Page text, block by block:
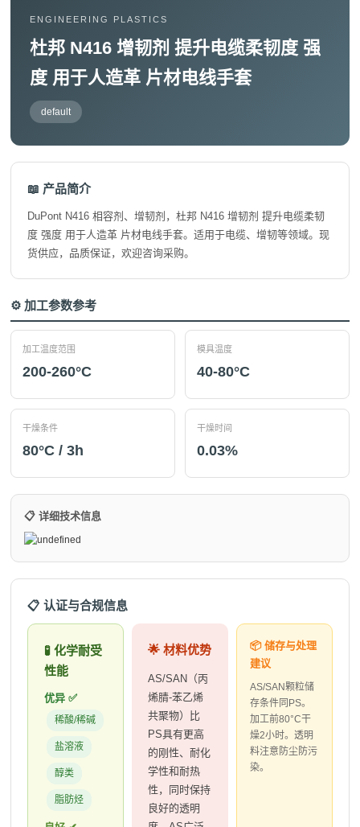
ENGINEERING PLASTICS
杜邦 N416 增韧剂 提升电缆柔韧度 强
度 用于人造革 片材电线手套
default
📖 产品简介
DuPont N416 相容剂、增韧剂，杜邦 N416 增韧剂 提升电缆柔韧
度 强度 用于人造革 片材电线手套。适用于电缆、增韧等领域。现
货供应，品质保证，欢迎咨询采购。
⚙️ 加工参数参考
加工温度范围
200-260°C
模具温度
40-80°C
干燥条件
80°C / 3h
干燥时间
0.03%
📋 详细技术信息
📋 认证与合规信息
🧪 化学耐受
性能
优异 ✅
稀酸/稀碱
盐溶液
醇类
脂肪烃
🌟 材料优势
AS/SAN（丙
烯腈-苯乙烯
共聚物）比
PS具有更高
的刚性、耐化
学性和耐热
性，同时保持
良好的透明
📦 储存与处理
建议
AS/SAN颗粒储
存条件同PS。
加工前80°C干
燥2小时。透明
料注意防尘防污
染。